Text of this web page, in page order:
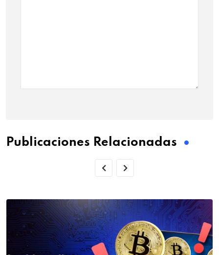
Publicaciones Relacionadas